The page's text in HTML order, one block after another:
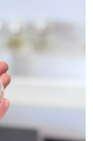
還建議我這瓶「香風